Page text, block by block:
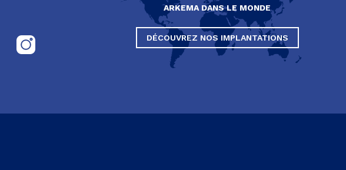
ARKEMA DANS LE MONDE
DÉCOUVREZ NOS IMPLANTATIONS